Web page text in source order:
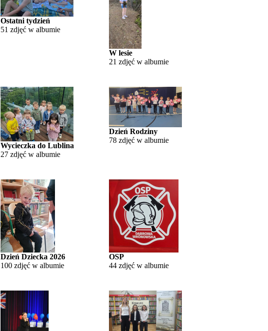
Ostatni tydzień
51 zdjęć w albumie
W lesie
21 zdjęć w albumie
Wycieczka do Lublina
27 zdjęć w albumie
Dzień Rodziny
78 zdjęć w albumie
Dzień Dziecka 2026
100 zdjęć w albumie
OSP
44 zdjęć w albumie